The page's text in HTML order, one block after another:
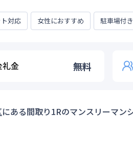
対応 女性におすすめ 駐車場付き
礼金 無料
にある間取り1Rのマンスリーマン